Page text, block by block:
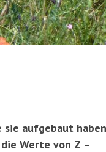
sie aufgebaut
Werte von Z –